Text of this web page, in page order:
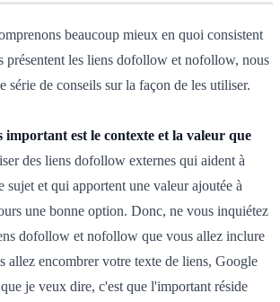
beaucoup mieux en quoi consistent
présentent les liens dofollow et nofollow, nous
série de conseils sur la façon de les utiliser.
important est le contexte et la valeur que
des liens dofollow externes qui aident à
sujet et qui apportent une valeur ajoutée à
une bonne option. Donc, ne vous inquiétez
dofollow et nofollow que vous allez inclure
allez encombrer votre texte de liens, Google
je veux dire, c'est que l'important réside